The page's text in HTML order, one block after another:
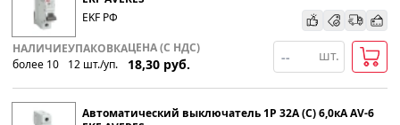
EKF РФ
НАЛИЧИЕ
более 10
УПАКОВКА
12 шт./уп.
ЦЕНА (С НДС)
18,30 руб.
шт.
Автоматический выключатель 1P 32А (С) 6,0кА AV-6